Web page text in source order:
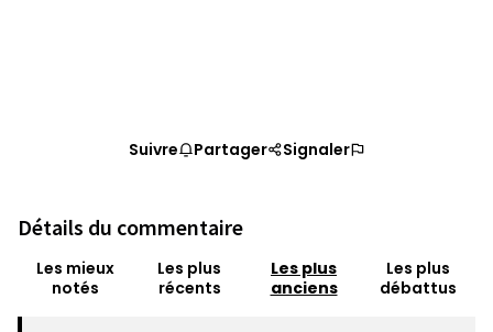
Suivre Partager Signaler
Détails du commentaire
Les mieux
notés
Les plus
récents
Les plus
anciens
Les plus
débattus